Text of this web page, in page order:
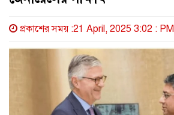
প্রকাশের সময় :21 April, 2025 3:02 : PM